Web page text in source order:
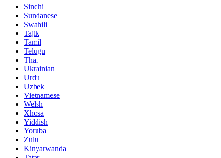
Sindhi
Sundanese
Swahili
Tajik
Tamil
Telugu
Thai
Ukrainian
Urdu
Uzbek
Vietnamese
Welsh
Xhosa
Yiddish
Yoruba
Zulu
Kinyarwanda